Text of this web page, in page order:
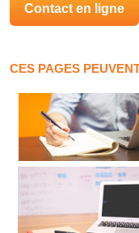
Contact en ligne
CES PAGES